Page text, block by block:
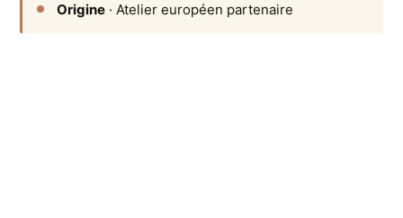
Origine · Atelier européen partenaire